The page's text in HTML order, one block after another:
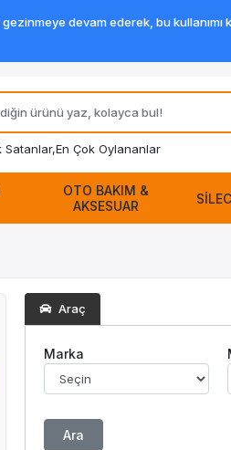
Satanlar,En Çok Oylananlar
OTO BAKIM &
AKSESUAR
Araç
Marka
Ara
devam ederek, bu kullanımı